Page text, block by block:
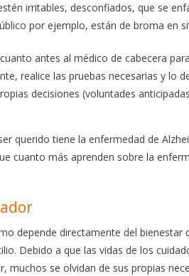
irritables, desconfiados, que se
por ejemplo, están de broma en
antes al médico de cabecera
realice las pruebas necesarias y lo
decisiones (voluntades
querido tiene la enfermedad de
cuanto más aprenden sobre la
depende directamente del
Debido a que las vidas de los
muchos se olvidan de sus propias